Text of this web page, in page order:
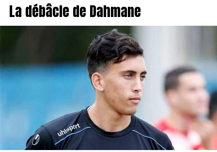
La débâcle de Dahmane